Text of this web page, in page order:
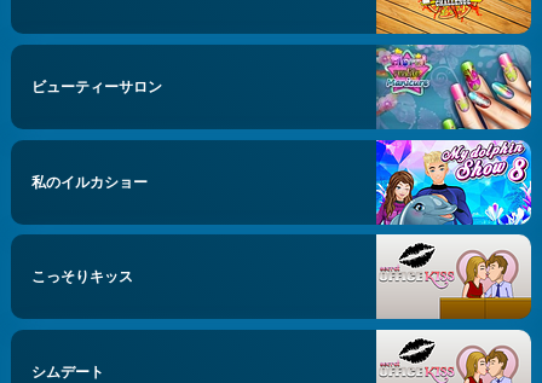
ビューティーサロン
私のイルカショー
こっそりキッス
シムデート